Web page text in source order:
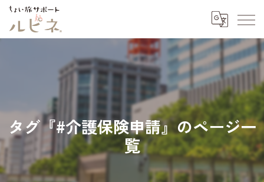
タグ『#介護保険申請』のページ一
覧